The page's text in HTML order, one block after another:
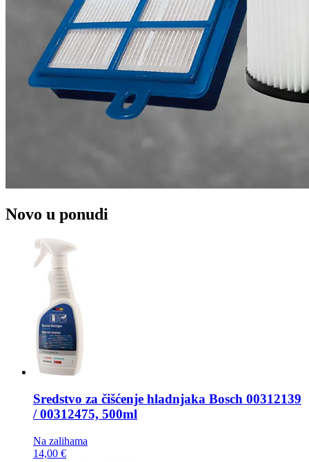
Novo u ponudi
Sredstvo za čišćenje hladnjaka Bosch 00312139
/ 00312475, 500ml
Na zalihama
14,00 €